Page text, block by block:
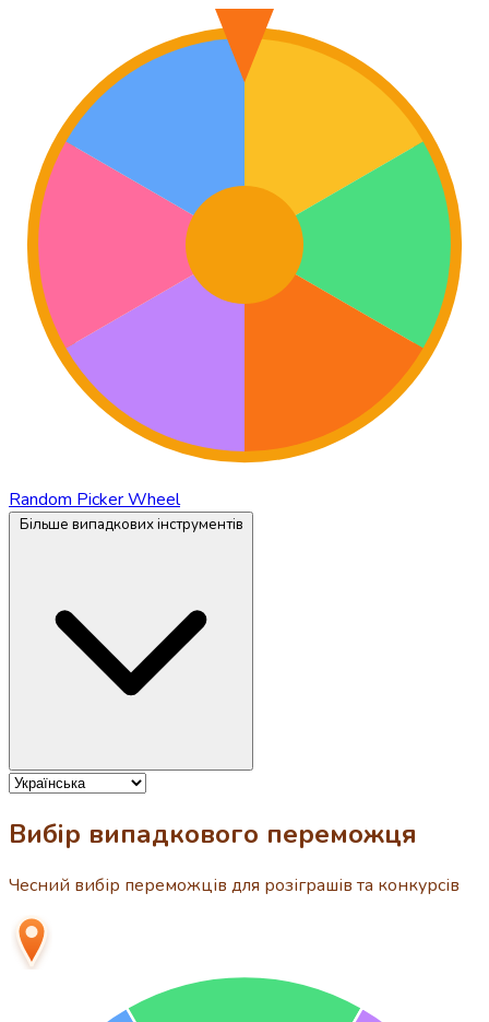
Random Picker Wheel
Вибір випадкового переможця
Чесний вибір переможців для розіграшів та конкурсів